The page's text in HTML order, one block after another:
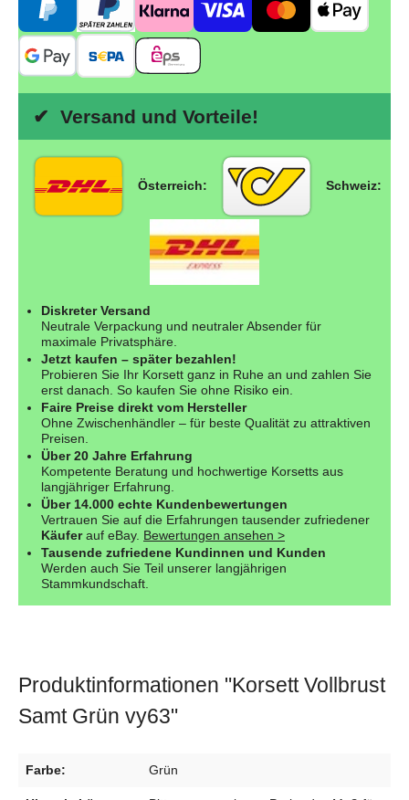
✔ Versand und Vorteile!
Österreich: Schweiz:
Diskreter Versand
Neutrale Verpackung und neutraler Absender für
maximale Privatsphäre.
Jetzt kaufen – später bezahlen!
Probieren Sie Ihr Korsett ganz in Ruhe an und zahlen Sie
erst danach. So kaufen Sie ohne Risiko ein.
Faire Preise direkt vom Hersteller
Ohne Zwischenhändler – für beste Qualität zu attraktiven
Preisen.
Über 20 Jahre Erfahrung
Kompetente Beratung und hochwertige Korsetts aus
langjähriger Erfahrung.
Über 14.000 echte Kundenbewertungen
Vertrauen Sie auf die Erfahrungen tausender zufriedener
Käuferauf eBay. Bewertungen ansehen >
Tausende zufriedene Kundinnen und Kunden
Werden auch Sie Teil unserer langjährigen
Stammkundschaft.
Produktinformationen "Korsett Vollbrust
Samt Grün vy63"
Farbe: Grün